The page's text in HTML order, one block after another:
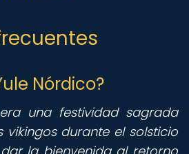
Nórdico?
una festividad sagrada
durante el solsticio